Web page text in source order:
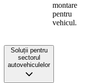
montare
pentru
vehicul.
Soluții pentru
sectorul
autovehiculelor